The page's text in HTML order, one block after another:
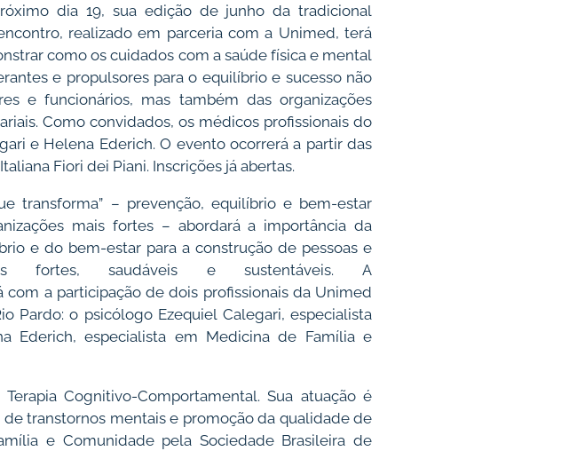
dia 19, sua edição de junho da tradicional
realizado em parceria com a Unimed, terá
como os cuidados com a saúde física e mental
e propulsores para o equilíbrio e sucesso não
e funcionários, mas também das organizações
Como convidados, os médicos profissionais do
e Helena Ederich. O evento ocorrerá a partir das
Fiori dei Piani. Inscrições já abertas.
transforma” – prevenção, equilíbrio e bem-estar
mais fortes – abordará a importância da
e do bem-estar para a construção de pessoas e
fortes, saudáveis e sustentáveis. A
com a participação de dois profissionais da Unimed
Pardo: o psicólogo Ezequiel Calegari, especialista
Ederich, especialista em Medicina de Família e
Cognitivo-Comportamental. Sua atuação é
transtornos mentais e promoção da qualidade de
e Comunidade pela Sociedade Brasileira de